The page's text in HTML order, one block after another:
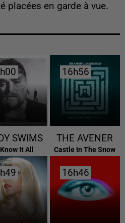
placées en garde à vue.
SWIMS
It All
16h56
16h56
THE AVENER
Castle In The Snow
16h46
16h46